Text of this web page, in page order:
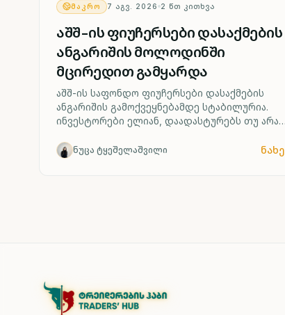
ᲛᲐᲙᲠᲝ 7 ᲐᲒᲕ. 2026 2 ᲬᲗ ᲙᲘᲗᲮᲕᲐ
აშშ-ის ფიუჩერსები დასაქმების
ანგარიშის მოლოდინში
მცირედით გამყარდა
აშშ-ის საფონდო ფიუჩერსები დასაქმების
ანგარიშის გამოქვეყნებამდე სტაბილურია.
ინვესტორები ელიან, დაადასტურებს თუ არა
რეზერვის მიერ საპროცენტო განაკვეთის
შესაძლო ზრდის სცენარს უკვე სექტემბრიდან.
ნუცა ტყეშელაშვილი ნახე